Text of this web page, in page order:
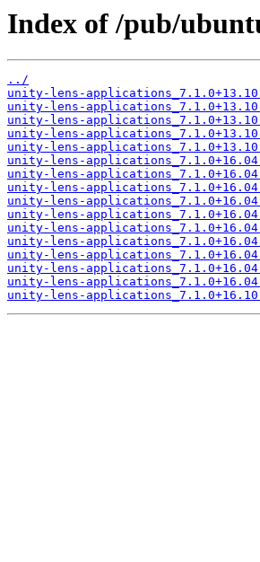
Index of /pub/
../
unity-lens-
unity-lens-
unity-lens-
unity-lens-
unity-lens-
unity-lens-
unity-lens-
unity-lens-
unity-lens-
unity-lens-
unity-lens-
unity-lens-
unity-lens-
unity-lens-
unity-lens-
unity-lens-